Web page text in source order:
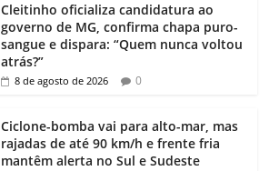
Cleitinho oficializa candidatura ao
governo de MG, confirma chapa puro-
sangue e dispara: “Quem nunca voltou
atrás?”
8 de agosto de 2026 0
Ciclone-bomba vai para alto-mar, mas
rajadas de até 90 km/h e frente fria
mantêm alerta no Sul e Sudeste